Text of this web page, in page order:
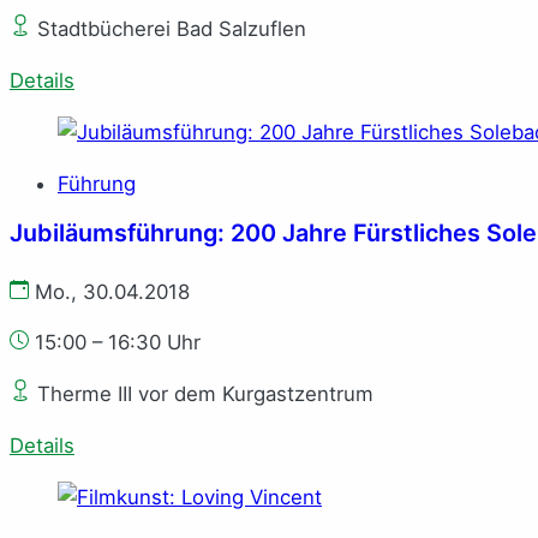
Stadtbücherei Bad Salzuflen
Details
Führung
Jubiläumsführung: 200 Jahre Fürstliches
Mo., 30.04.2018
15:00 – 16:30 Uhr
Therme III vor dem Kurgastzentrum
Details